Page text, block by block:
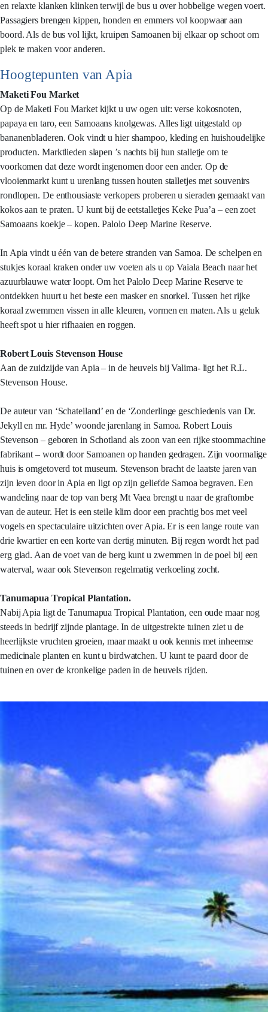
en relaxte klanken klinken terwijl de bus u over hobbelige wegen voert.
Passagiers brengen kippen, honden en emmers vol koopwaar aan
boord. Als de bus vol lijkt, kruipen Samoanen bij elkaar op schoot om
plek te maken voor anderen.
Hoogtepunten van Apia
Maketi Fou Market
Op de Maketi Fou Market kijkt u uw ogen uit: verse kokosnoten,
papaya en taro, een Samoaans knolgewas. Alles ligt uitgestald op
bananenbladeren. Ook vindt u hier shampoo, kleding en huishoudelijke
producten. Marktlieden slapen ’s nachts bij hun stalletje om te
voorkomen dat deze wordt ingenomen door een ander. Op de
vlooienmarkt kunt u urenlang tussen houten stalletjes met souvenirs
rondlopen. De enthousiaste verkopers proberen u sieraden gemaakt van
kokos aan te praten. U kunt bij de eetstalletjes Keke Pua’a – een zoet
Samoaans koekje – kopen. Palolo Deep Marine Reserve.
In Apia vindt u één van de betere stranden van Samoa. De schelpen en
stukjes koraal kraken onder uw voeten als u op Vaiala Beach naar het
azuurblauwe water loopt. Om het Palolo Deep Marine Reserve te
ontdekken huurt u het beste een masker en snorkel. Tussen het rijke
koraal zwemmen vissen in alle kleuren, vormen en maten. Als u geluk
heeft spot u hier rifhaaien en roggen.
Robert Louis Stevenson House
Aan de zuidzijde van Apia – in de heuvels bij Valima- ligt het R.L.
Stevenson House.
De auteur van ‘Schateiland’ en de ‘Zonderlinge geschiedenis van Dr.
Jekyll en mr. Hyde’ woonde jarenlang in Samoa. Robert Louis
Stevenson – geboren in Schotland als zoon van een rijke stoommachine
fabrikant – wordt door Samoanen op handen gedragen. Zijn voormalige
huis is omgetoverd tot museum. Stevenson bracht de laatste jaren van
zijn leven door in Apia en ligt op zijn geliefde Samoa begraven. Een
wandeling naar de top van berg Mt Vaea brengt u naar de graftombe
van de auteur. Het is een steile klim door een prachtig bos met veel
vogels en spectaculaire uitzichten over Apia. Er is een lange route van
drie kwartier en een korte van dertig minuten. Bij regen wordt het pad
erg glad. Aan de voet van de berg kunt u zwemmen in de poel bij een
waterval, waar ook Stevenson regelmatig verkoeling zocht.
Tanumapua Tropical Plantation.
Nabij Apia ligt de Tanumapua Tropical Plantation, een oude maar nog
steeds in bedrijf zijnde plantage. In de uitgestrekte tuinen ziet u de
heerlijkste vruchten groeien, maar maakt u ook kennis met inheemse
medicinale planten en kunt u birdwatchen. U kunt te paard door de
tuinen en over de kronkelige paden in de heuvels rijden.